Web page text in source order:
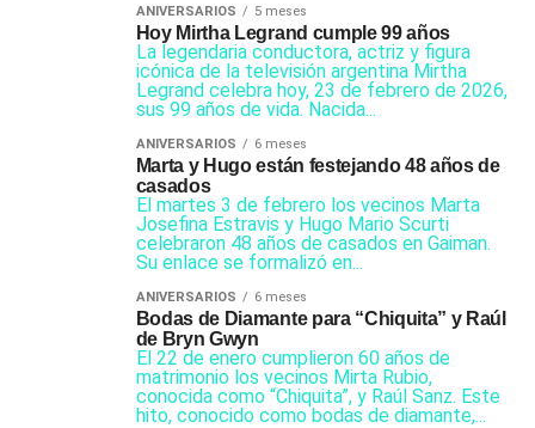
ANIVERSARIOS 5 meses
Hoy Mirtha Legrand cumple 99 años
La legendaria conductora, actriz y figura
icónica de la televisión argentina Mirtha
Legrand celebra hoy, 23 de febrero de 2026,
sus 99 años de vida. Nacida...
ANIVERSARIOS 6 meses
Marta y Hugo están festejando 48 años de
casados
El martes 3 de febrero los vecinos Marta
Josefina Estravis y Hugo Mario Scurti
celebraron 48 años de casados en Gaiman.
Su enlace se formalizó en...
ANIVERSARIOS 6 meses
Bodas de Diamante para “Chiquita” y Raúl
de Bryn Gwyn
El 22 de enero cumplieron 60 años de
matrimonio los vecinos Mirta Rubio,
conocida como “Chiquita”, y Raúl Sanz. Este
hito, conocido como bodas de diamante,...